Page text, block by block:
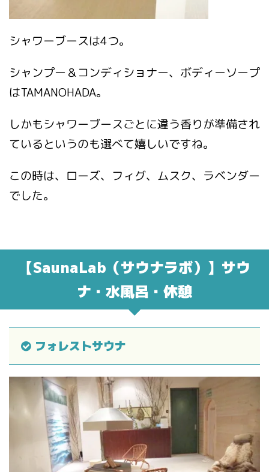
シャワーブースは4つ。
シャンプー＆コンディショナー、ボディーソープ
はTAMANOHADA。
しかもシャワーブースごとに違う香りが準備され
ているというのも選べて嬉しいですね。
この時は、ローズ、フィグ、ムスク、ラベンダー
でした。
【SaunaLab（サウナラボ）】サウ
ナ・水風呂・休憩
フォレストサウナ